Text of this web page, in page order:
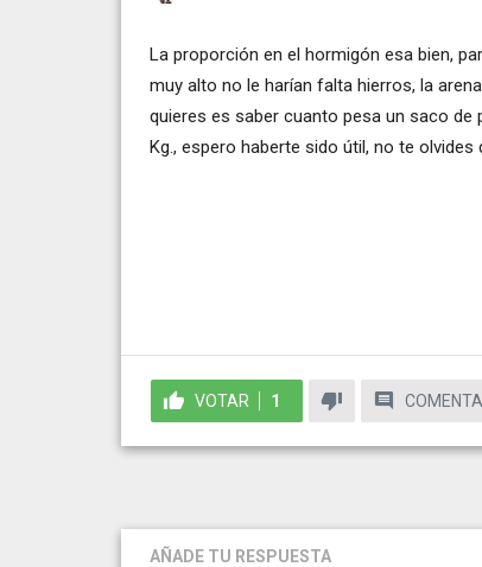
La proporción en el hormigón esa bien,
muy alto no le harían falta hierros, la
quieres es saber cuanto pesa un saco
Kg., espero haberte sido útil, no te olvides
VOTAR 1
AÑADE TU RESPUESTA